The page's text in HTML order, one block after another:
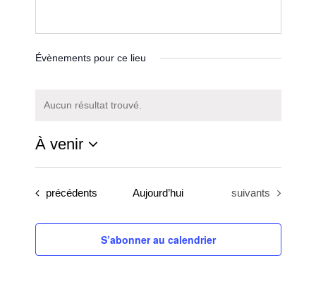
Évènements pour ce lieu
Notice
Aucun résultat trouvé.
À venir
Sélectionnez
uneÉvènements
précédents Aujourd’hui Évènements
suivants
S’abonner au calendrier